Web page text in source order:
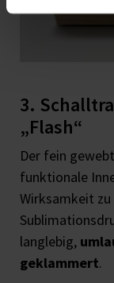
3.
„Flash“
Der fein
funktionale
Wirksamkeit
langlebig,
geklammert.